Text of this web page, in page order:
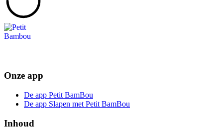
Onze app
De app Petit BamBou
De app Slapen met Petit BamBou
Inhoud